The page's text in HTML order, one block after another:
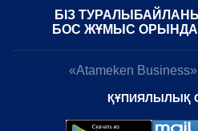
БІЗ ТУРАЛЫ
БОС ЖҰМЫС
«Atameken
ҚҰПИЯЛЫЛЫҚ